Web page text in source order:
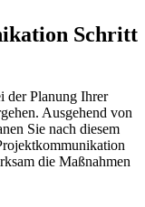
Schritt
der Planung Ihrer
Ausgehend von
Sie nach diesem
die Maßnahmen